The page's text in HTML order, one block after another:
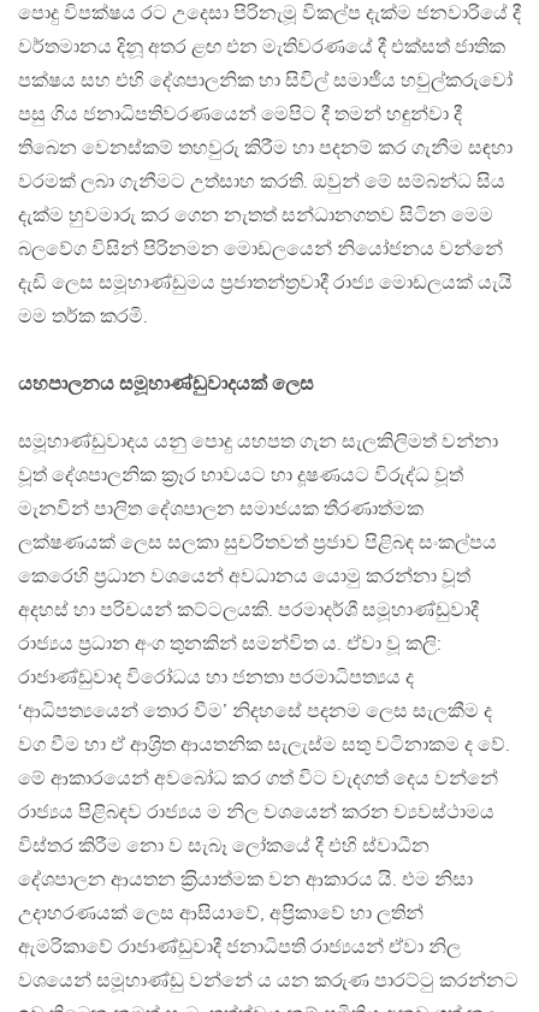
පොදු විපක්ෂය රට උදෙසා පිරිනැමූ විකල්ප දැක්ම ජනවාරියේ දී
වර්තමානය දිනූ අතර ළඟ එන මැතිවරණයේ දී එක්සත් ජාතික
පක්ෂය සහ එහි දේශපාලනික හා සිවිල් සමාජීය හවුල්කරුවෝ
පසු ගිය ජනාධිපතිවරණයෙන් මෙපිට දී තමන් හඳුන්වා දී
තිබෙන වෙනස්කම් තහවුරු කිරීම හා පදනම් කර ගැනීම සඳහා
වරමක් ලබා ගැනීමට උත්සාහ කරති. ඔවුන් මේ සම්බන්ධ සිය
දැක්ම හුවමාරු කර ගෙන නැතත් සන්ධානගතව සිටින මෙම
බලවේග විසින් පිරිනමන මොඩලයෙන් නියෝජනය වන්නේ
දැඩි ලෙස සමූහාණ්ඩුමය ප‍්‍රජාතන්ත‍්‍රවාදී රාජ්‍ය මොඩලයක් යැයි
මම තර්ක කරමි.
යහපාලනය සමූහාණ්ඩුවාදයක් ලෙස
සමූහාණ්ඩුවාදය යනු පොදු යහපත ගැන සැලකිලිමත් වන්නා
වූත් දේශපාලනික ක‍්‍රෑර භාවයට හා දූෂණයට විරුද්ධ වූත්
මැනවින් පාලිත දේශපාලන සමාජයක තීරණාත්මක
ලක්ෂණයක් ලෙස සලකා සුචරිතවත් ප‍්‍රජාව පිළිබඳ සංකල්පය
කෙරෙහි ප‍්‍රධාන වශයෙන් අවධානය යොමු කරන්නා වූත්
අදහස් හා පරිචයන් කට්ටලයකි. පරමාදර්ශී සමූහාණ්ඩුවාදී
රාජ්‍යය ප‍්‍රධාන අංග තුනකින් සමන්විත ය. ඒවා වූ කලි:
රාජාණ්ඩුවාද විරෝධය හා ජනතා පරමාධිපත්‍යය ද
‘ආධිපත්‍යයෙන් තොර වීම’ නිදහසේ පදනම ලෙස සැලකීම ද
වග වීම හා ඒ ආශ‍්‍රිත ආයතනික සැලැස්ම සතු වටිනාකම ද වේ.
මේ ආකාරයෙන් අවබෝධ කර ගත් විට වැදගත් දෙය වන්නේ
රාජ්‍යය පිළිබඳව රාජ්‍යය ම නිල වශයෙන් කරන ව්‍යවස්ථාමය
විස්තර කිරීම නො ව සැබෑ ලෝකයේ දී එහි ස්වාධීන
දේශපාලන ආයතන ක‍්‍රියාත්මක වන ආකාරය යි. එම නිසා
උදාහරණයක් ලෙස ආසියාවේ, අප‍්‍රිකාවේ හා ලතින්
ඇමරිකාවේ රාජාණ්ඩුවාදී ජනාධිපති රාජ්‍යයන් ඒවා නිල
වශයෙන් සමූහාණ්ඩු වන්නේ ය යන කරුණ පාරට්ටු කරන්නට